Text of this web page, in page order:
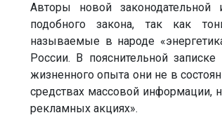
Авторы новой законодательной
подобного закона, так как
называемые в народе
России. В пояснительной
жизненного опыта они не в
средствах массовой информации,
рекламных акциях».